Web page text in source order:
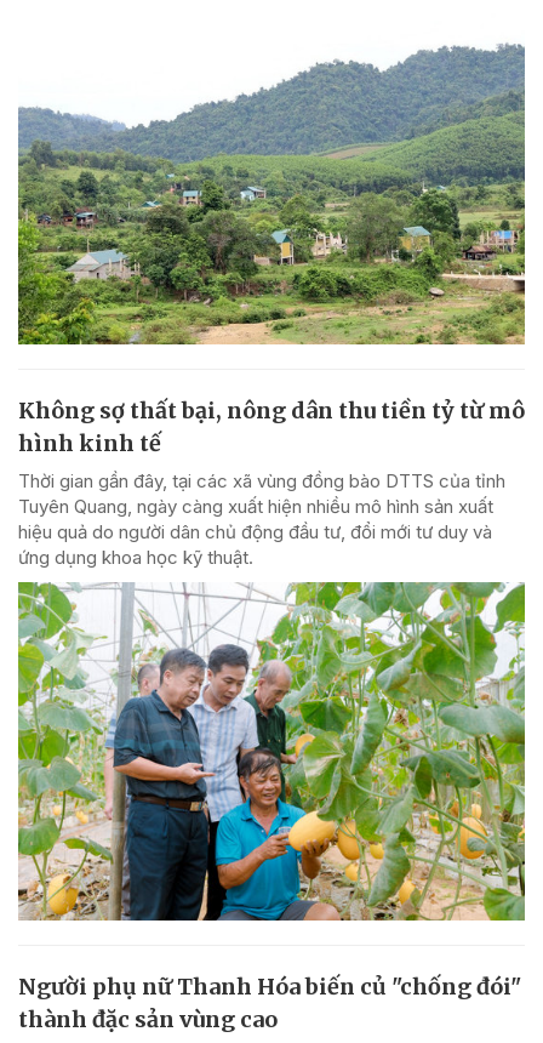
Không sợ thất bại, nông dân thu tiền tỷ từ mô
hình kinh tế
Thời gian gần đây, tại các xã vùng đồng bào DTTS của tỉnh
Tuyên Quang, ngày càng xuất hiện nhiều mô hình sản xuất
hiệu quả do người dân chủ động đầu tư, đổi mới tư duy và
ứng dụng khoa học kỹ thuật.
Người phụ nữ Thanh Hóa biến củ "chống đói"
thành đặc sản vùng cao